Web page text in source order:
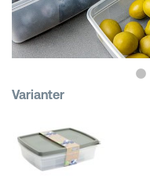
Kundkorgar
Varianter